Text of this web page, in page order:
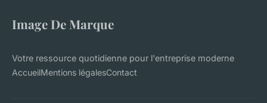
Image De Marque
Votre ressource quotidienne pour l'entreprise moderne
AccueilMentions légalesContact